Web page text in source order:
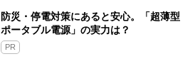
防災・停電対策にあると安心。「超薄型
ポータブル電源」の実力は？​
PR